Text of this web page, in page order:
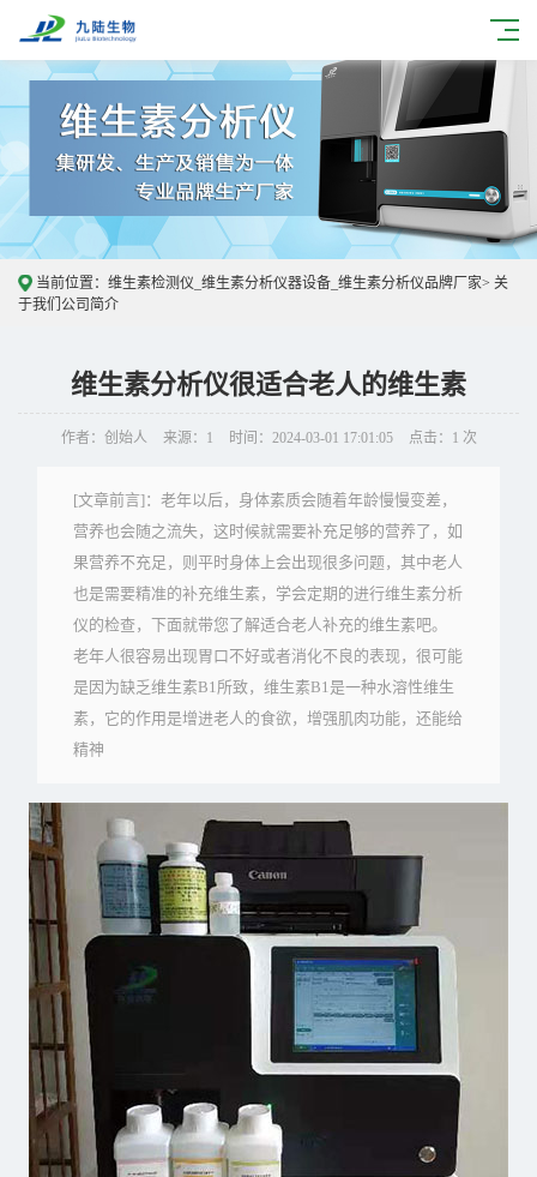
当前位置： 维生素检测仪_维生素分析仪器设备_维生素分析仪品牌厂家> 关
于我们 公司简介
维生素分析仪很适合老人的维生素
作者：创始人 来源：1 时间：2024-03-01 17:01:05 点击：1 次
[文章前言]：老年以后，身体素质会随着年龄慢慢变差，
营养也会随之流失，这时候就需要补充足够的营养了，如
果营养不充足，则平时身体上会出现很多问题，其中老人
也是需要精准的补充维生素，学会定期的进行维生素分析
仪的检查，下面就带您了解适合老人补充的维生素吧。
老年人很容易出现胃口不好或者消化不良的表现，很可能
是因为缺乏维生素B1所致，维生素B1是一种水溶性维生
素，它的作用是增进老人的食欲，增强肌肉功能，还能给
精神